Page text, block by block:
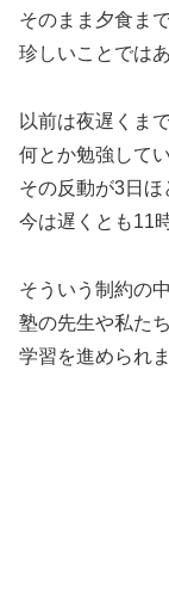
そのまま夕食ま
珍しいことでは
以前は夜遅くま
何とか勉強して
その反動が3日
今は遅くとも11
そういう制約の
塾の先生や私た
学習を進められま